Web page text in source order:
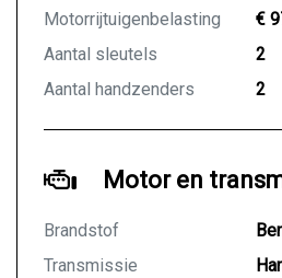
Motorrijtuigenbelasting
€
Aantal sleutels
2
Aantal handzenders
2
Motor en
Brandstof
Transmissie